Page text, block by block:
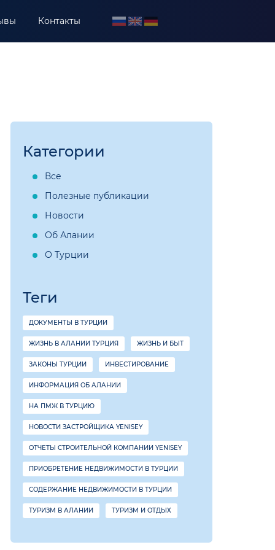
Контакты
Категории
Все
Полезные публикации
Новости
Об Алании
О Турции
Теги
ДОКУМЕНТЫ В ТУРЦИИ
ЖИЗНЬ В АЛАНИИ ТУРЦИЯ ЖИЗНЬ И БЫТ
ЗАКОНЫ ТУРЦИИ ИНВЕСТИРОВАНИЕ
ИНФОРМАЦИЯ ОБ АЛАНИИ
НА ПМЖ В ТУРЦИЮ
НОВОСТИ ЗАСТРОЙЩИКА YENISEY
ОТЧЕТЫ СТРОИТЕЛЬНОЙ КОМПАНИИ YENISEY
ПРИОБРЕТЕНИЕ НЕДВИЖИМОСТИ В ТУРЦИИ
СОДЕРЖАНИЕ НЕДВИЖИМОСТИ В ТУРЦИИ
ТУРИЗМ В АЛАНИИ ТУРИЗМ И ОТДЫХ